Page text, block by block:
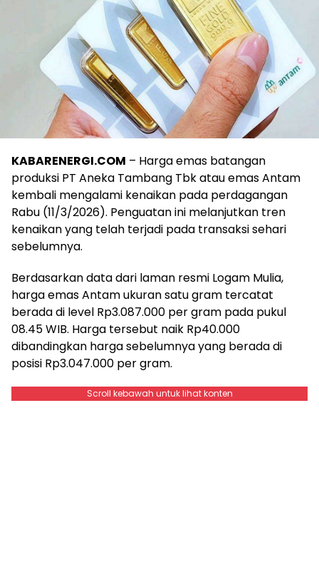
KABARENERGI.COM – Harga emas batangan
produksi PT Aneka Tambang Tbk atau emas Antam
kembali mengalami kenaikan pada perdagangan
Rabu (11/3/2026). Penguatan ini melanjutkan tren
kenaikan yang telah terjadi pada transaksi sehari
sebelumnya.
Berdasarkan data dari laman resmi Logam Mulia,
harga emas Antam ukuran satu gram tercatat
berada di level Rp3.087.000 per gram pada pukul
08.45 WIB. Harga tersebut naik Rp40.000
dibandingkan harga sebelumnya yang berada di
posisi Rp3.047.000 per gram.
Scroll kebawah untuk lihat konten